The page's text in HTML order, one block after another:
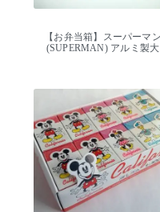
【お弁当箱】スーパーマン
(SUPERMAN) アルミ製大